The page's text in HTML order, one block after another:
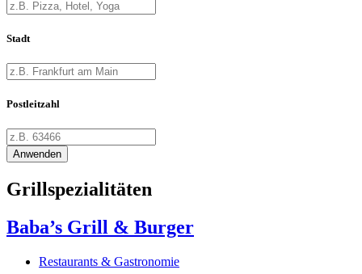
Stadt
Postleitzahl
Anwenden
Grillspezialitäten
Baba’s Grill & Burger
Restaurants & Gastronomie